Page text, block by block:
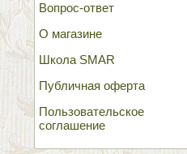
Вопрос-ответ
О магазине
Школа SMAR
Публичная оферта
Пользовательское
соглашение